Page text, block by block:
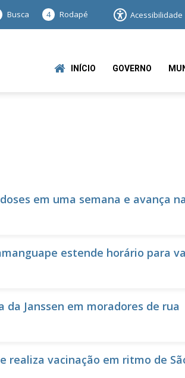
Busca 4 Rodapé Acessibilidade
INÍCIO GOVERNO
em uma semana e avança
estende horário para
da Janssen em moradores de rua
realiza vacinação em ritmo de